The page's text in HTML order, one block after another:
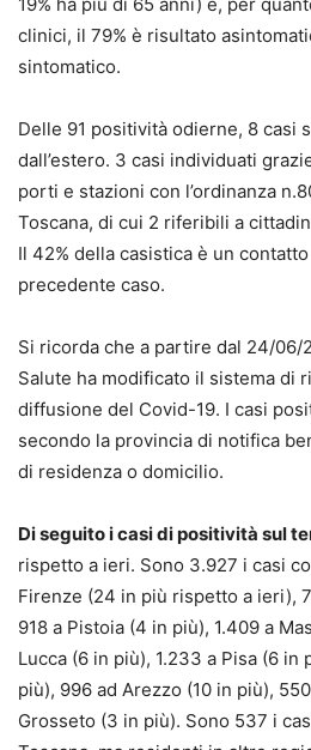
clinici, il 79% è risultato
sintomatico.
Delle 91 positività odierne, 8 casi
dall’estero. 3 casi individuati
porti e stazioni con l’ordinanza
Toscana, di cui 2 riferibili a
Il 42% della casistica è un
precedente caso.
Si ricorda che a partire dal 24/
Salute ha modificato il sistema di
diffusione del Covid-19. I casi
secondo la provincia di notifica
di residenza o domicilio.
Di seguito i casi di positività sul
rispetto a ieri. Sono 3.927 i casi
Firenze (24 in più rispetto a ieri),
918 a Pistoia (4 in più), 1.409 a
Lucca (6 in più), 1.233 a Pisa (6 in
più), 996 ad Arezzo (10 in più),
Grosseto (3 in più). Sono 537 i